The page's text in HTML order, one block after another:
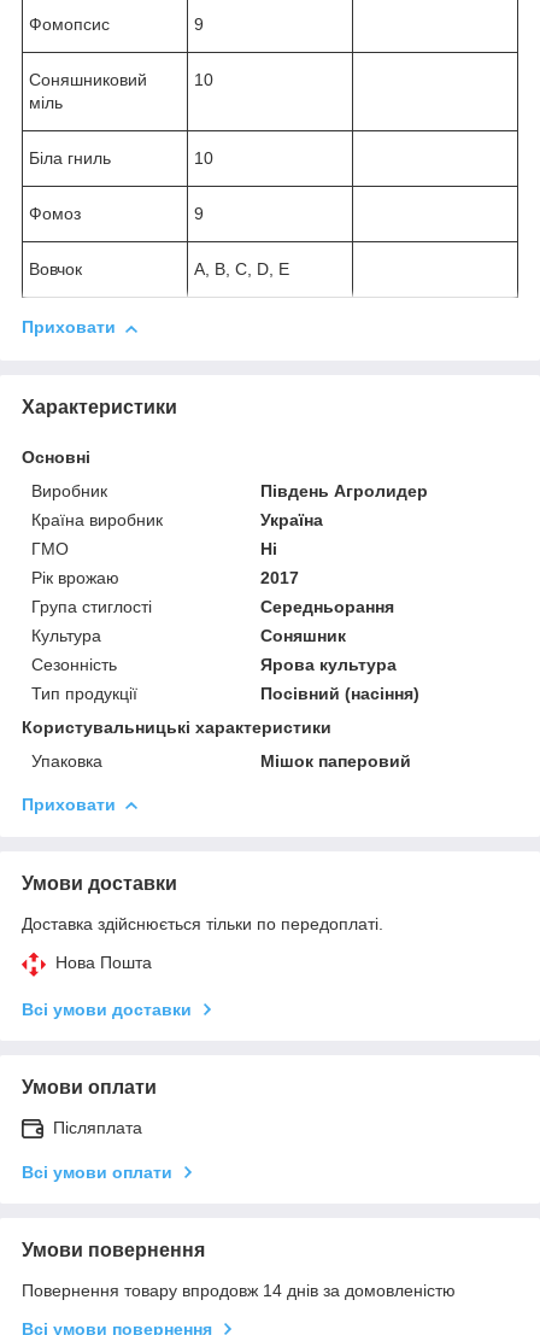
Фомопсис 9
Соняшниковий
міль
10
Біла гниль 10
Фомоз 9
Вовчок A, B, C, D, E
Приховати
Характеристики
Основні
Виробник
Південь Агролидер
Країна виробник
Україна
ГМО
Ні
Рік врожаю
2017
Група стиглості
Середньорання
Культура
Соняшник
Сезонність
Ярова культура
Тип продукції
Посівний (насіння)
Користувальницькі характеристики
Упаковка
Мішок паперовий
Приховати
Умови доставки
Доставка здійснюється тільки по передоплаті.
Нова Пошта
Всі умови доставки
Умови оплати
Післяплата
Всі умови оплати
Умови повернення
Повернення товару впродовж 14 днів за домовленістю
Всі умови повернення